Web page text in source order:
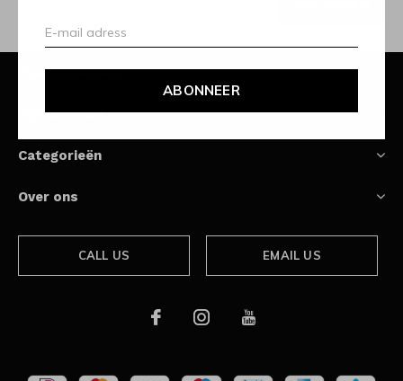
ABONNEER
Klantenservice
Mijn account
Categorieën
Over ons
CALL US EMAIL US